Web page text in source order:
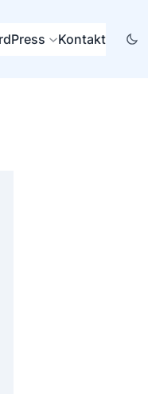
Kontakt